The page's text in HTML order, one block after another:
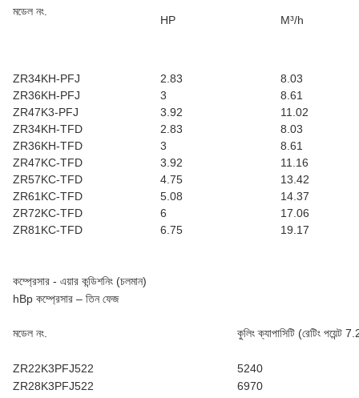
মডেল নং.
HP M³/h
ZR34KH-PFJ 2.83
8.03
ZR36KH-PFJ
3
8.61
ZR47K3-PFJ
3.92
11.02
ZR34KH-TFD
2.83
8.03
ZR36KH-TFD
3
8.61
ZR47KC-TFD
3.92
11.16
ZR57KC-TFD
4.75
13.42
ZR61KC-TFD
5.08
14.37
ZR72KC-TFD
6
17.06
ZR81KC-TFD
6.75 19.17
কম্প্রেসার - এয়ার কন্ডিশনিং (চলমান)
hBp কম্প্রেসার – তিন ফেজ
মডেল নং. কুলিং ক্যাপাসিটি (রেটিং পয়েন্ট
ZR22K3PFJ522
5240
ZR28K3PFJ522
6970